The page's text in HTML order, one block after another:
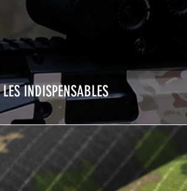
avant toute
décapeur
nécessaire à
rubrique
TUTOS /
LES INDISPENSABLES